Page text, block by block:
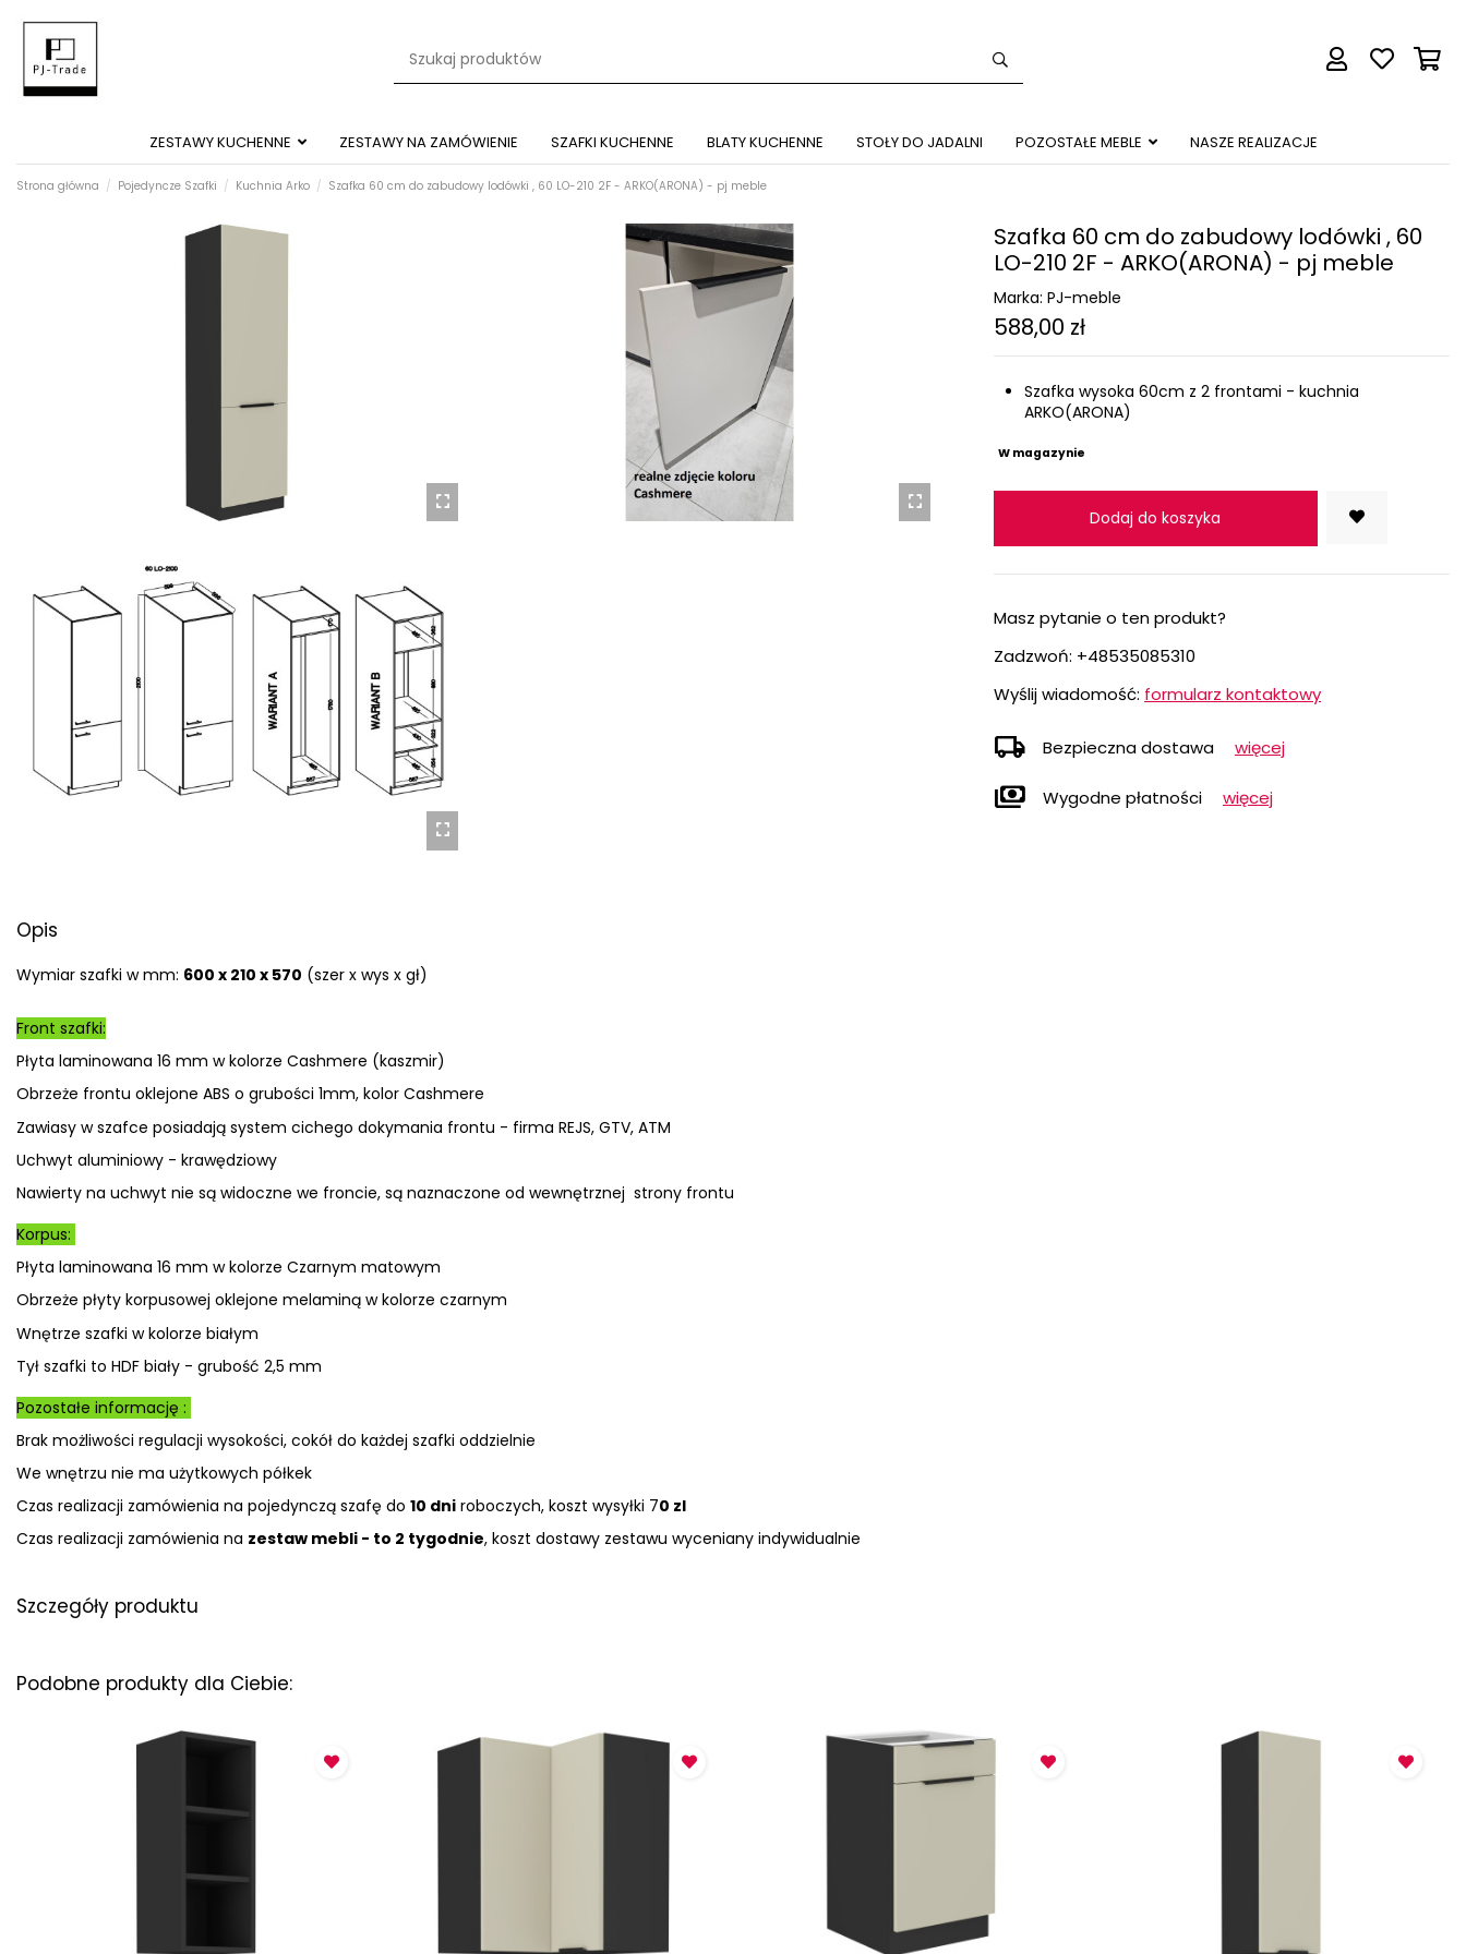
ZESTAWY KUCHENNE ZESTAWY NA ZAMÓWIENIE SZAFKI KUCHENNE BLATY KUCHENNE STOŁY DO JADALNI POZOSTAŁE MEBLE NASZE REALIZACJE
Strona główna Pojedyncze Szafki Kuchnia Arko Szafka 60 cm do zabudowy lodówki , 60 LO-210 2F - ARKO(ARONA) - pj meble
Szafka 60 cm do zabudowy lodówki , 60
LO-210 2F - ARKO(ARONA) - pj meble
Marka: PJ-meble
588,00 zł
Szafka wysoka 60cm z 2 frontami - kuchnia
ARKO(ARONA)
W magazynie
Dodaj do koszyka
Masz pytanie o ten produkt?
Zadzwoń: +48535085310
Wyślij wiadomość: formularz kontaktowy
local_shipping Bezpieczna dostawa więcej
payments Wygodne płatności więcej
Opis
Wymiar szafki w mm: 600 x 210 x 570 (szer x wys x gł)
Front szafki:
Płyta laminowana 16 mm w kolorze Cashmere (kaszmir)
Obrzeże frontu oklejone ABS o grubości 1mm, kolor Cashmere
Zawiasy w szafce posiadają system cichego dokymania frontu - firma REJS, GTV, ATM
Uchwyt aluminiowy - krawędziowy
Nawierty na uchwyt nie są widoczne we froncie, są naznaczone od wewnętrznej strony frontu
Korpus:
Płyta laminowana 16 mm w kolorze Czarnym matowym
Obrzeże płyty korpusowej oklejone melaminą w kolorze czarnym
Wnętrze szafki w kolorze białym
Tył szafki to HDF biały - grubość 2,5 mm
Pozostałe informację :
Brak możliwości regulacji wysokości, cokół do każdej szafki oddzielnie
We wnętrzu nie ma użytkowych półkek
Czas realizacji zamówienia na pojedynczą szafę do 10 dni roboczych, koszt wysyłki 70 zl
Czas realizacji zamówienia na zestaw mebli - to 2 tygodnie, koszt dostawy zestawu wyceniany indywidualnie
Szczegóły produktu